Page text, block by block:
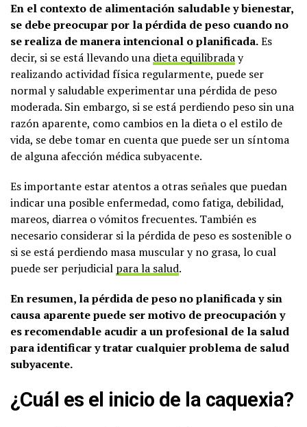
En el contexto de alimentación saludable y bienestar,
se debe preocupar por la pérdida de peso cuando no
se realiza de manera intencional o planificada.Es
decir, si se está llevando una dieta equilibraday
realizando actividad física regularmente, puede ser
normal y saludable experimentar una pérdida de peso
moderada. Sin embargo, si se está perdiendo peso sin una
razón aparente, como cambios en la dieta o el estilo de
vida, se debe tomar en cuenta que puede ser un síntoma
de alguna afección médica subyacente.
Es importante estar atentos a otras señales que puedan
indicar una posible enfermedad, como fatiga, debilidad,
mareos, diarrea o vómitos frecuentes. También es
necesario considerar si la pérdida de peso es sostenible o
si se está perdiendo masa muscular y no grasa, lo cual
puede ser perjudicial para la salud.
En resumen, la pérdida de peso no planificada y sin
causa aparente puede ser motivo de preocupación y
es recomendable acudir a un profesional de la salud
para identificar y tratar cualquier problema de salud
subyacente.
¿Cuál es el inicio de la caquexia?